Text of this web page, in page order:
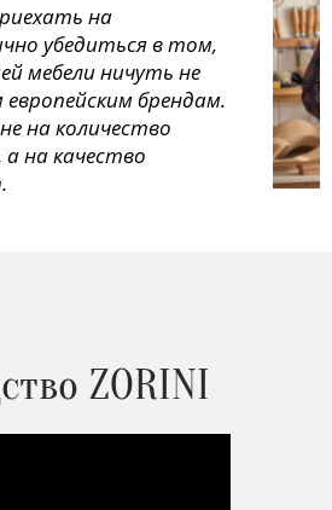
на
убедиться в том,
мебели ничуть не
брендам.
на количество
на качество
ZORINI